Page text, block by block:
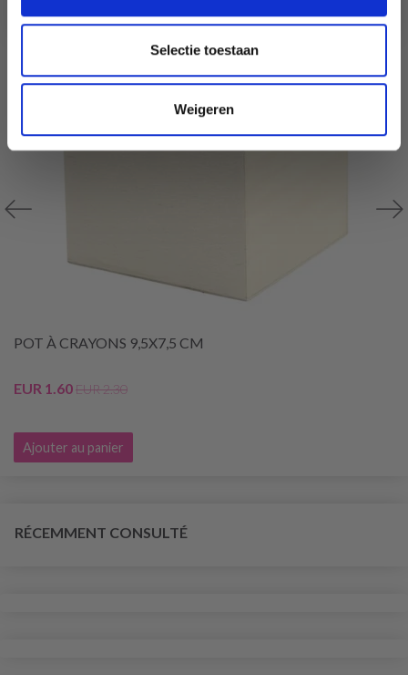
Selectie toestaan
Weigeren
POT À CRAYONS 9,5X7,5 CM
EUR 1.60EUR 2.30
Ajouter au panier
RÉCEMMENT CONSULTÉ